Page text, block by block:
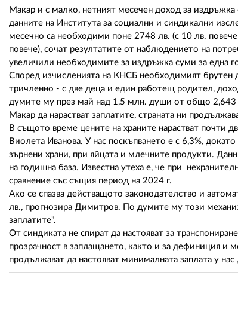
Макар и с малко, нетният месечен доход за издръжка
данните на Института за социални и синдикални
месечно са необходими поне 2748 лв. (с 10 лв.
повече), сочат резултатите от наблюдението на
увеличили необходимите за издръжка суми за една
Според изчисленията на КНСБ необходимият брутен
тричленно - с две деца и един работещ родител,
думите му през май над 1,5 млн. души от общо 2,643
Макар да нарастват заплатите, страната ни
В същото време цените на храните нарастват почти
Виолета Иванова. У нас поскъпването е с 6,3%,
зърнени храни, при яйцата и млечните продукти.
на годишна база. Известна утеха е, че при
сравнение със същия период на 2024 г.
Ако се спазва действащото законодателство и
лв., прогнозира Димитров. По думите му този
заплатите".
От синдиката не спират да настояват за
прозрачност в заплащането, както и за дефиниция
продължават да настояват минималната заплата у